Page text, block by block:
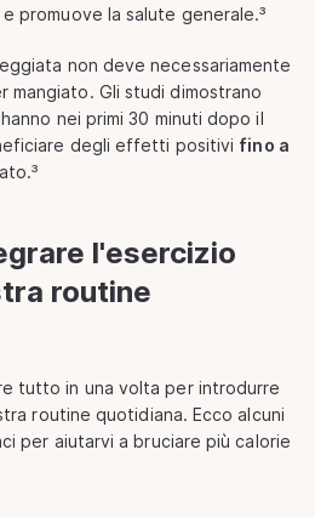
promuove la salute generale.³
non deve necessariamente
mangiato. Gli studi dimostrano
nei primi 30 minuti dopo il
degli effetti positivi fino a
l'esercizio
routine
tutto in una volta per introdurre
routine quotidiana. Ecco alcuni
per aiutarvi a bruciare più calorie